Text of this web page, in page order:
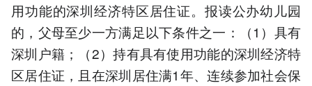
用功能的深圳经济特区居住证。报读公办幼儿园
的，父母至少一方满足以下条件之一：（1）具有
深圳户籍；（2）持有具有使用功能的深圳经济特
区居住证，且在深圳居住满1年、连续参加社会保